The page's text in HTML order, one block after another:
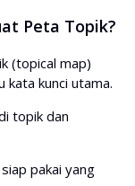
Peta Topik?
(topical map)
kata kunci utama.
topik dan
pakai yang